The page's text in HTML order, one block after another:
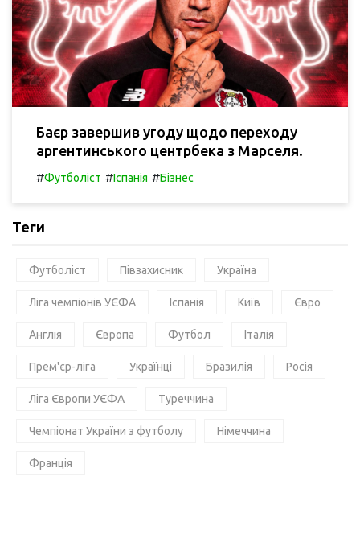
Баєр завершив угоду щодо переходу
аргентинського центрбека з Марселя.
#Футболіст #Іспанія #Бізнес
Теги
Футболіст Півзахисник Україна
Ліга чемпіонів УЄФА Іспанія Київ Євро
Англія Європа Футбол Італія
Прем'єр-ліга Українці Бразилія Росія
Ліга Європи УЄФА Туреччина
Чемпіонат України з футболу Німеччина
Франція